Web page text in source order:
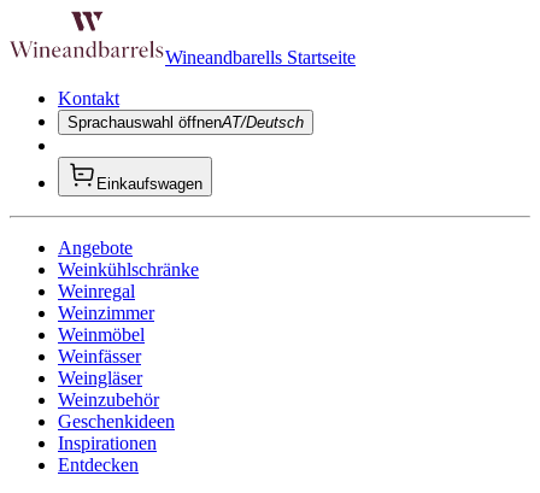
Wineandbarells Startseite
Kontakt
Sprachauswahl öffnenAT/Deutsch
Einkaufswagen
Angebote
Weinkühlschränke
Weinregal
Weinzimmer
Weinmöbel
Weinfässer
Weingläser
Weinzubehör
Geschenkideen
Inspirationen
Entdecken